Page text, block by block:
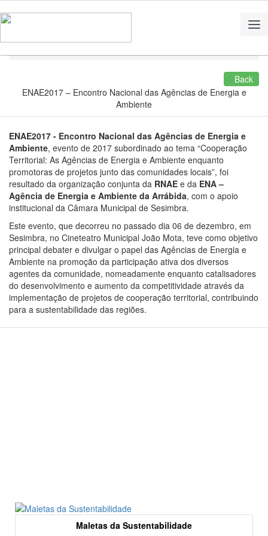
Back
ENAE2017 – Encontro Nacional das Agências de Energia e
Ambiente
ENAE2017 - Encontro Nacional das Agências de Energia e
Ambiente, evento de 2017 subordinado ao tema “Cooperação
Territorial: As Agências de Energia e Ambiente enquanto
promotoras de projetos junto das comunidades locais”, foi
resultado da organização conjunta da RNAE e da ENA –
Agência de Energia e Ambiente da Arrábida, com o apoio
institucional da Câmara Municipal de Sesimbra.
Este evento, que decorreu no passado dia 06 de dezembro, em
Sesimbra, no Cineteatro Municipal João Mota, teve como objetivo
principal debater e divulgar o papel das Agências de Energia e
Ambiente na promoção da participação ativa dos diversos
agentes da comunidade, nomeadamente enquanto catalisadores
do desenvolvimento e aumento da competitividade através da
implementação de projetos de cooperação territorial, contribuindo
para a sustentabilidade das regiões.
Maletas da Sustentabilidade